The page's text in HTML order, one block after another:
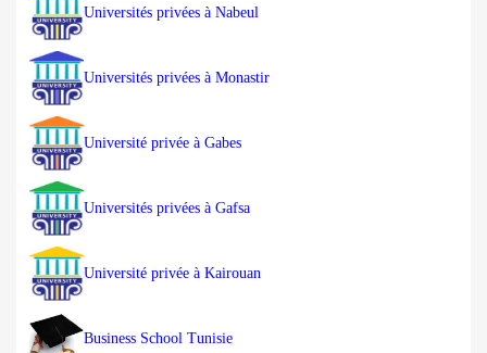
Universités privées à Nabeul
Universités privées à Monastir
Université privée à Gabes
Universités privées à Gafsa
Université privée à Kairouan
Business School Tunisie